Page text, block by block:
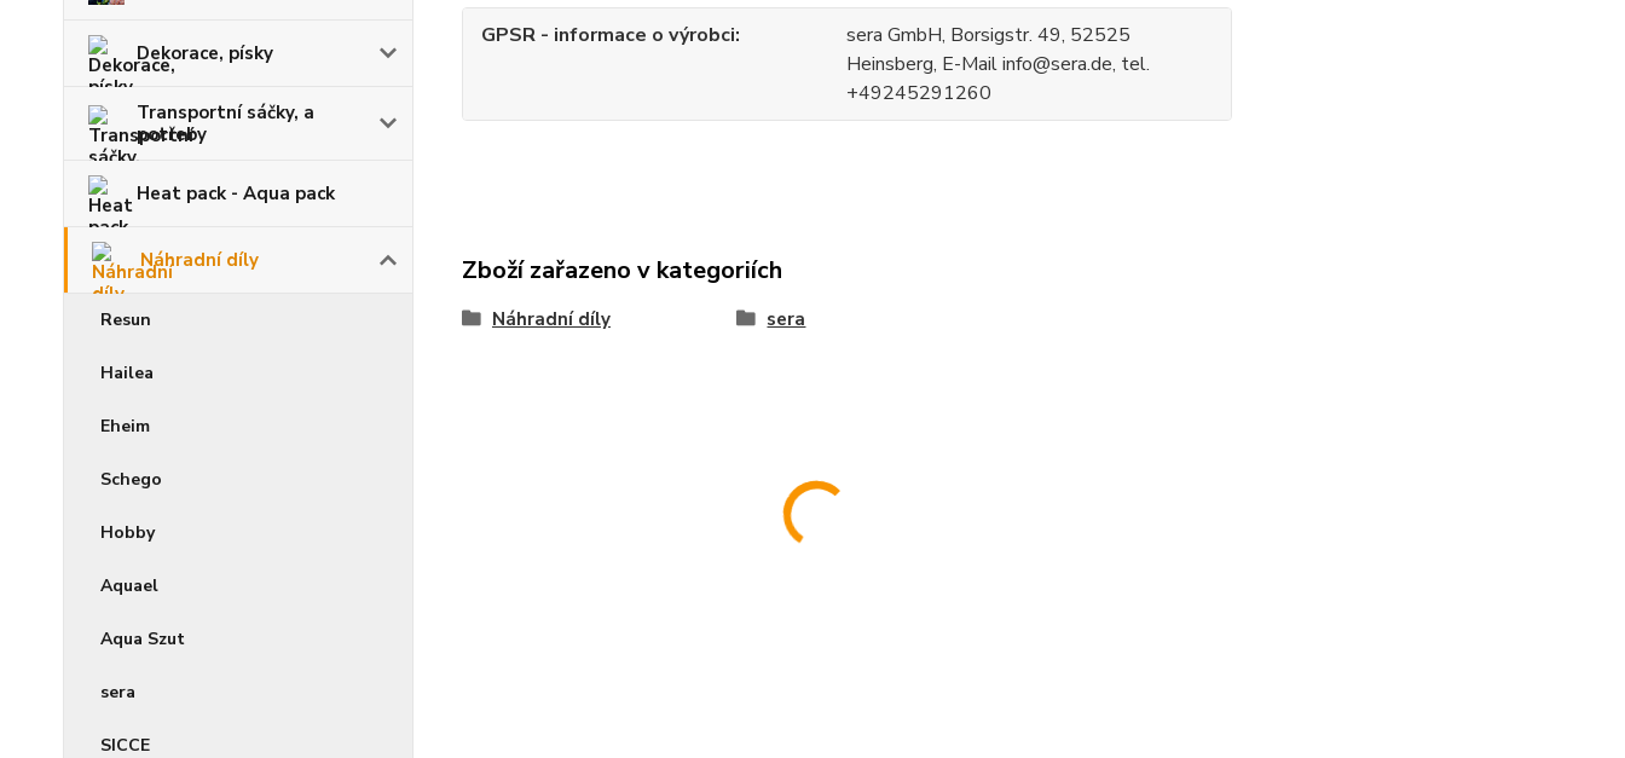
Dekorace, písky
Transportní sáčky, a
potřeby
Heat pack - Aqua pack
Náhradní díly
Resun
Hailea
Eheim
Schego
Hobby
Aquael
Aqua Szut
sera
SICCE
GPSR - informace o výrobci
sera GmbH, Borsigstr. 49, 52525
Heinsberg, E-Mail info@sera.de, tel.
+49245291260
Zboží zařazeno v kategoriích
Náhradní díly sera